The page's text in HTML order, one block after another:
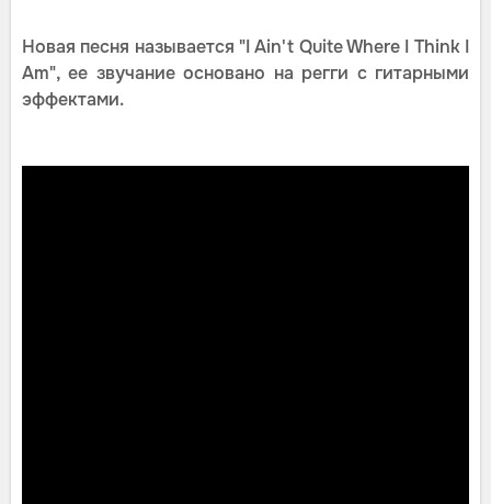
Новая песня называется "I Ain't Quite Where I Think I
Am", ее звучание основано на регги с гитарными
эффектами.